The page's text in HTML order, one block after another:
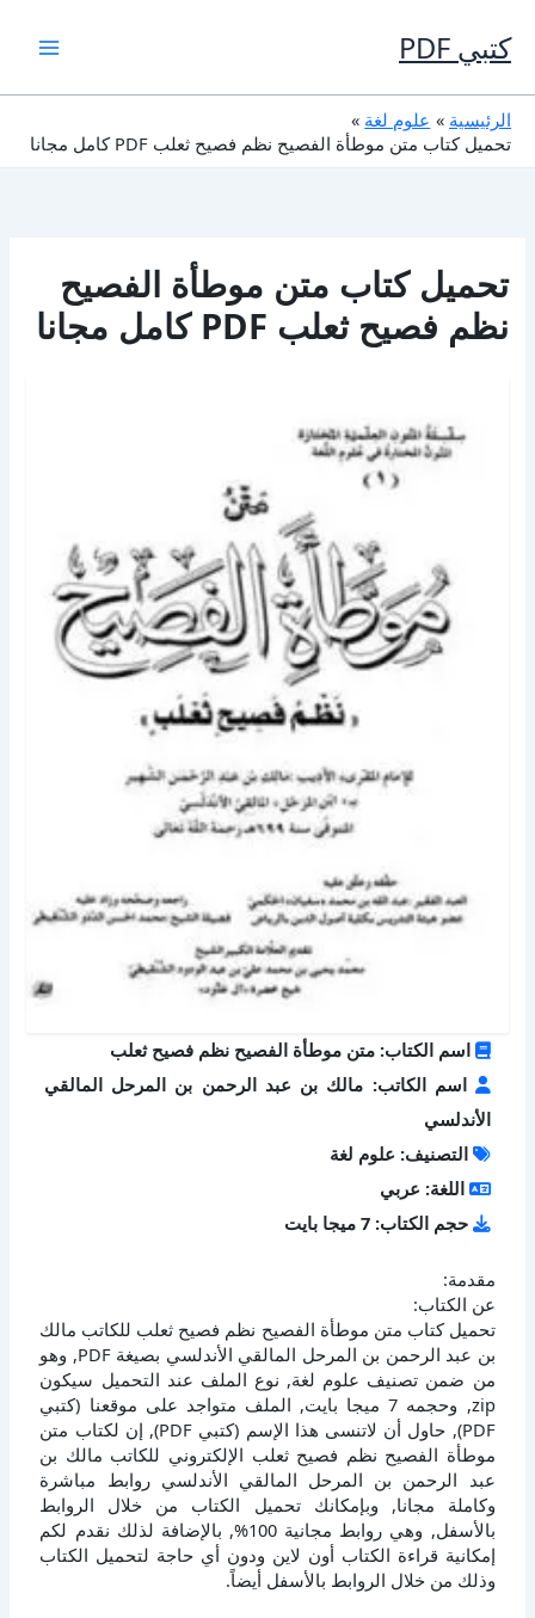
إلى
المحتوى
كتبي PDF
الرئيسية
علوم لغة
تحميل كتاب متن موطأة الفصيح نظم فصيح ثعلب PDF كامل مجانا
تحميل كتاب متن موطأة الفصيح
نظم فصيح ثعلب PDF كامل مجانا
اسم الكتاب: متن موطأة الفصيح نظم فصيح ثعلب
اسم الكاتب: مالك بن عبد الرحمن بن المرحل المالقي
الأندلسي
التصنيف: علوم لغة
اللغة: عربي
حجم الكتاب: 7 ميجا بايت
مقدمة:
عن الكتاب:
تحميل كتاب متن موطأة الفصيح نظم فصيح ثعلب للكاتب مالك
بن عبد الرحمن بن المرحل المالقي الأندلسي بصيغة PDF, وهو
من ضمن تصنيف علوم لغة, نوع الملف عند التحميل سيكون
zip, وحجمه 7 ميجا بايت, الملف متواجد على موقعنا (كتبي
PDF), حاول أن لاتنسى هذا الإسم (كتبي PDF), إن لكتاب متن
موطأة الفصيح نظم فصيح ثعلب الإلكتروني للكاتب مالك بن
عبد الرحمن بن المرحل المالقي الأندلسي روابط مباشرة
وكاملة مجانا, وبإمكانك تحميل الكتاب من خلال الروابط
بالأسفل, وهي روابط مجانية 100%, بالإضافة لذلك نقدم لكم
إمكانية قراءة الكتاب أون لاين ودون أي حاجة لتحميل الكتاب
وذلك من خلال الروابط بالأسفل أيضاً.